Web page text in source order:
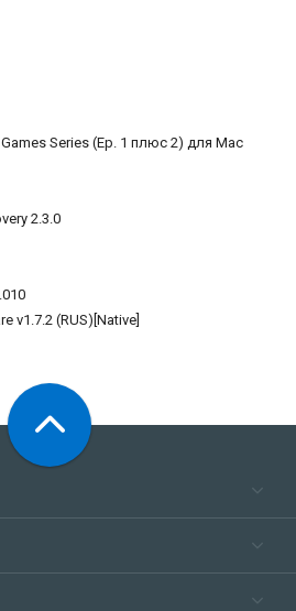
Series (Ep. 1 плюс 2) для Mac
2.3.0
v1.7.2 (RUS)[Native]